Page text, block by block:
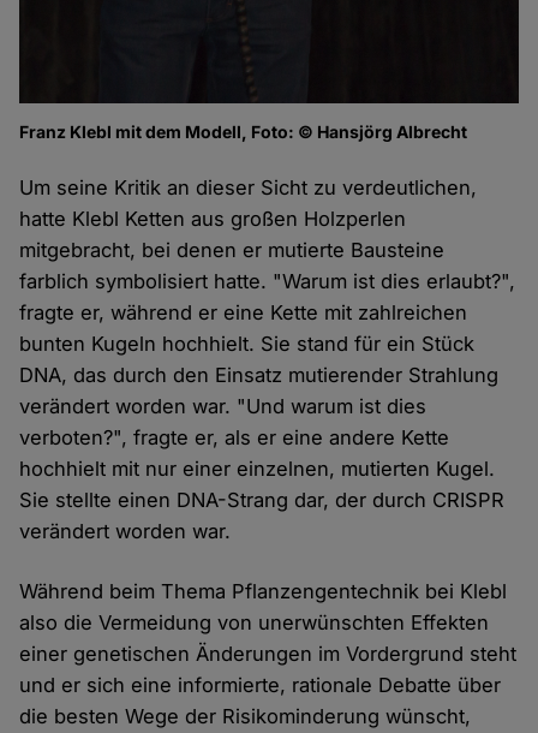
Franz Klebl mit dem Modell, Foto: © Hansjörg Albrecht
Um seine Kritik an dieser Sicht zu verdeutlichen,
hatte Klebl Ketten aus großen Holzperlen
mitgebracht, bei denen er mutierte Bausteine
farblich symbolisiert hatte. "Warum ist dies erlaubt?",
fragte er, während er eine Kette mit zahlreichen
bunten Kugeln hochhielt. Sie stand für ein Stück
DNA, das durch den Einsatz mutierender Strahlung
verändert worden war. "Und warum ist dies
verboten?", fragte er, als er eine andere Kette
hochhielt mit nur einer einzelnen, mutierten Kugel.
Sie stellte einen DNA-Strang dar, der durch CRISPR
verändert worden war.
Während beim Thema Pflanzengentechnik bei Klebl
also die Vermeidung von unerwünschten Effekten
einer genetischen Änderungen im Vordergrund steht
und er sich eine informierte, rationale Debatte über
die besten Wege der Risikominderung wünscht,